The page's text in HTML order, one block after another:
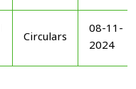
Circulars
08-11-
2024